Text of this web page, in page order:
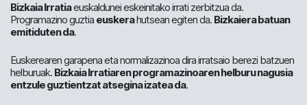
Bizkaia Irratiaeuskaldunei eskeinitako irrati zerbitzua da.
Programazino guztia euskerahutsean egiten da. Bizkaiera batuan
emitiduten da.
Euskerearen garapena eta normalizazinoa dira irratsaio berezi batzuen
helburuak. Bizkaia Irratiaren programazinoaren helburu nagusia
entzule guztientzat atsegina izatea da.